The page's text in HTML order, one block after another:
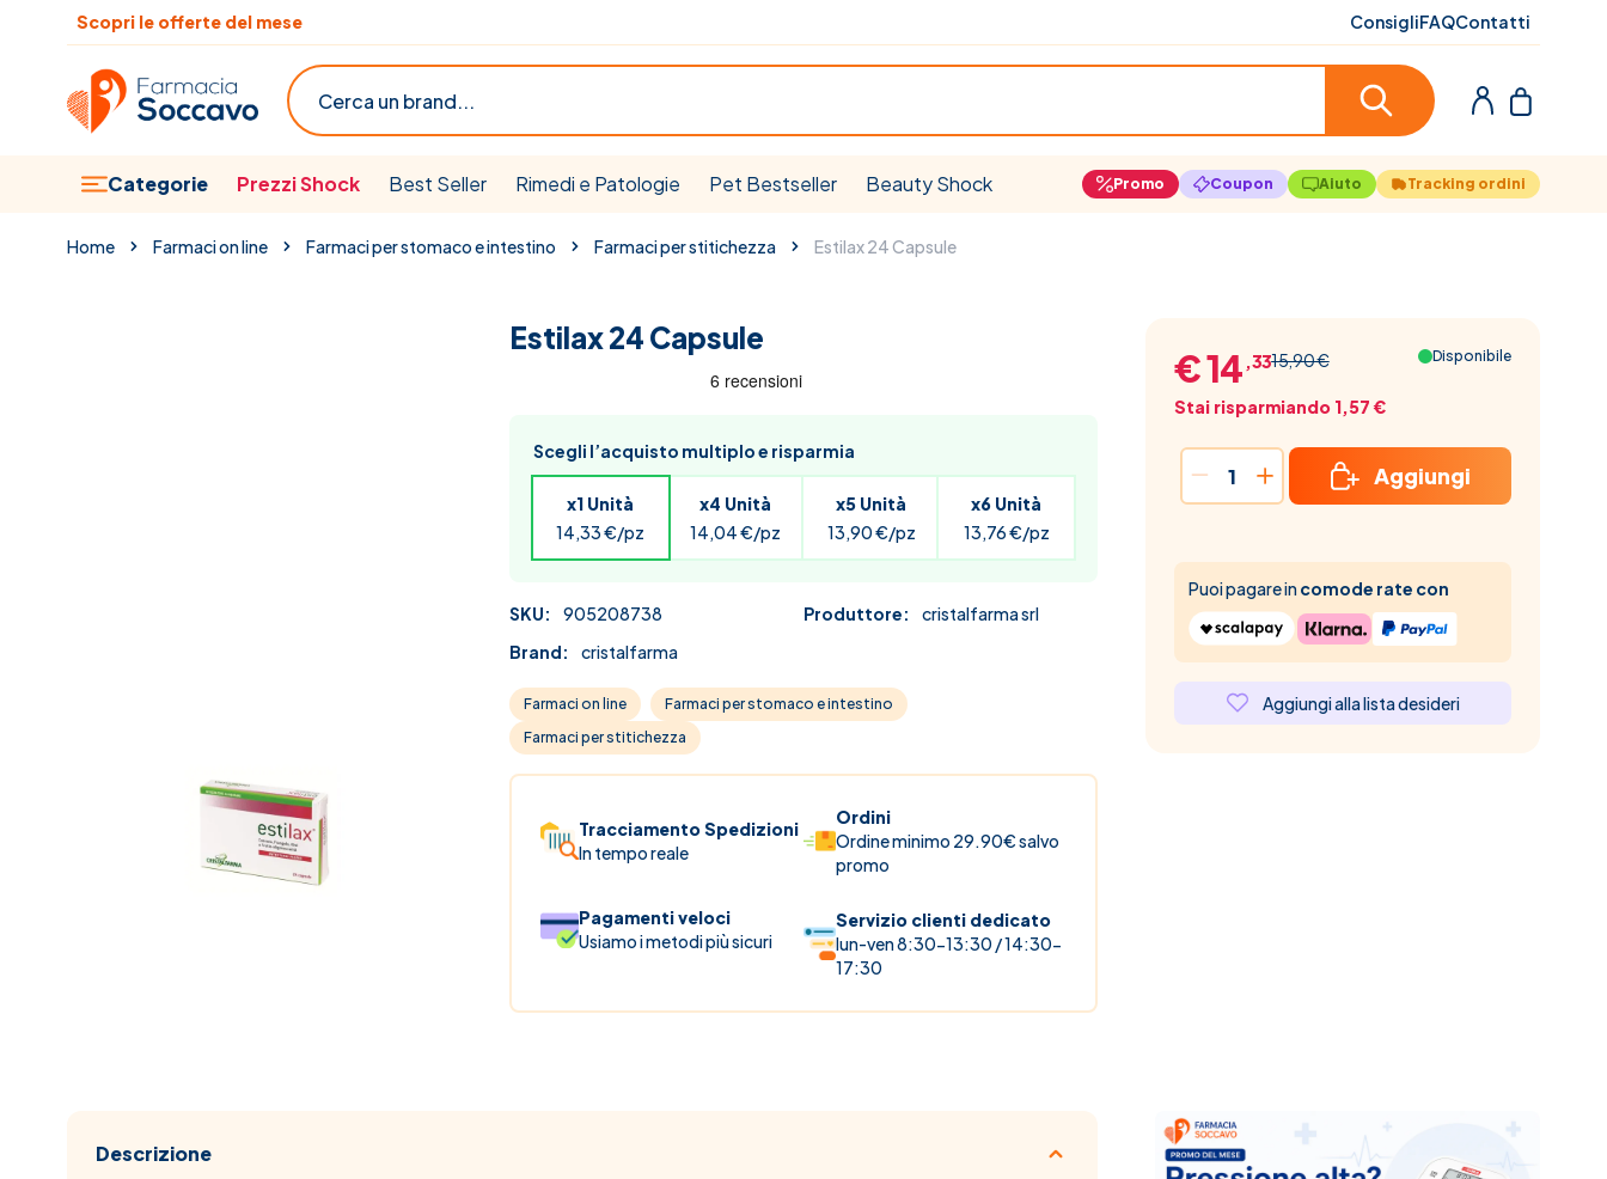
Salta al contenuto
Scopri le offerte del mese ConsigliFAQContatti
Categorie Prezzi Shock Best Seller Rimedi e Patologie Pet Bestseller Beauty Shock Promo Coupon Aiuto Tracking ordini
Cerca
Home Farmaci on line Farmaci per stomaco e intestino Farmaci per stitichezza Estilax 24 Capsule
Estilax 24 Capsule
Scegli l’acquisto multiplo e risparmia
x1 Unità
14,33 €/pz
x4 Unità
14,04 €/pz
x5 Unità
13,90 €/pz
x6 Unità
13,76 €/pz
SKU: 905208738 Produttore:
cristalfarma srl
Brand:
cristalfarma
Farmaci on line
Farmaci per stomaco e intestino
Farmaci per stitichezza
Tracciamento Spedizioni
In tempo reale
Ordini
Ordine minimo 29.90€ salvo
promo
Pagamenti veloci
Usiamo i metodi più sicuri
Servizio clienti dedicato
lun-ven 8:30-13:30 / 14:30-
17:30
15,90 €
€ 14 ,33
Stai risparmiando 1,57 €
Disponibile
Aggiungi
Puoi pagare incomode rate con
Aggiungi alla lista desideri
Descrizione